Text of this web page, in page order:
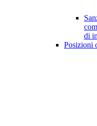
di
Posizioni